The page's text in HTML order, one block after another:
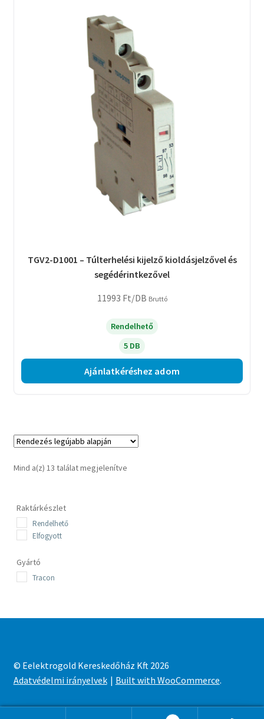
TGV2-D1001 – Túlterhelési kijelző kioldásjelzővel és
segédérintkezővel
11993 Ft/DB Bruttó
Rendelhető
5 DB
Ajánlatkéréshez adom
Mind a(z) 13 találat megjelenítveSorted
Raktárkészlet
Rendelhető
Elfogyott
Gyártó
Tracon
© Eelektrogold Kereskedőház Kft 2026
Adatvédelmi irányelvek
Built with WooCommerce.